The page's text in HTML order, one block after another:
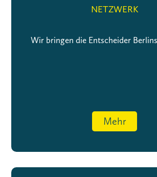
NETZWERK
Wir bringen die Entscheider
Mehr